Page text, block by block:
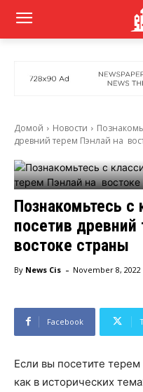
Домой Новости
древний терем Пэнлай на
Познакомьтесь
посетив
востоке страны
By News Cis - November 8, 2022
Facebook
Если вы посетите
как в исторических